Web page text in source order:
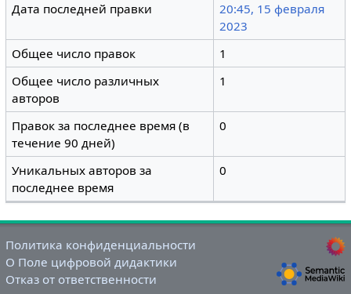
Дата последней правки
20:45, 15 февраля
2023
Общее число правок
1
Общее число различных
авторов
1
Правок за последнее время (в
течение 90 дней)
0
Уникальных авторов за
последнее время
0
Политика конфиденциальности
О Поле цифровой дидактики
Отказ от ответственности